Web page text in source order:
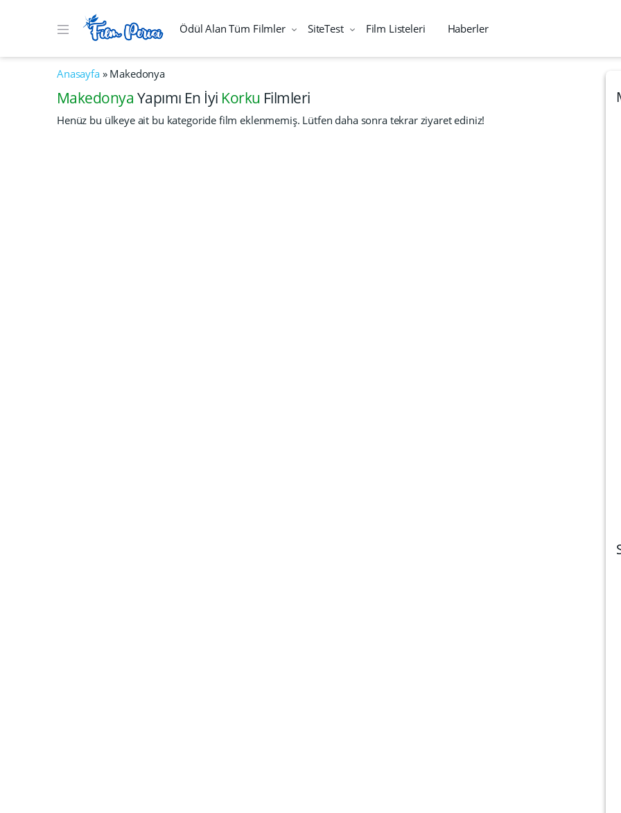
Ödül Alan Tüm Filmler SiteTest Film Listeleri Haberler
Anasayfa» Makedonya
Makedonya Yapımı En İyi Korku Filmleri
Henüz bu ülkeye ait bu kategoride film eklenmemiş. Lütfen daha sonra tekrar ziyaret ediniz!